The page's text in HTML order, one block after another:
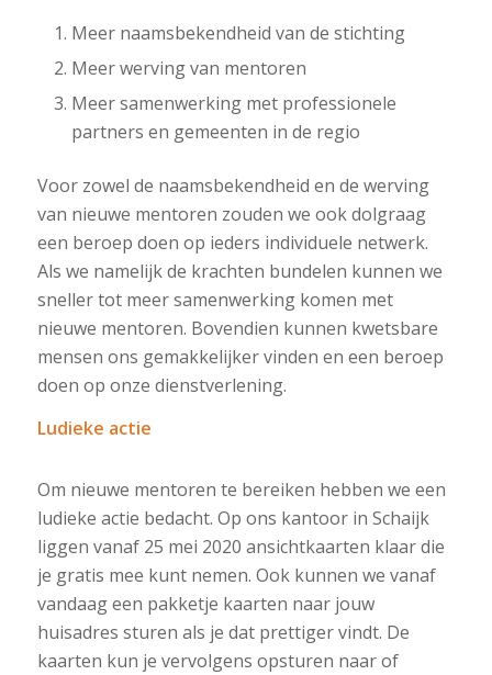
Meer naamsbekendheid van de stichting
Meer werving van mentoren
Meer samenwerking met professionele
partners en gemeenten in de regio
Voor zowel de naamsbekendheid en de werving
van nieuwe mentoren zouden we ook dolgraag
een beroep doen op ieders individuele netwerk.
Als we namelijk de krachten bundelen kunnen we
sneller tot meer samenwerking komen met
nieuwe mentoren. Bovendien kunnen kwetsbare
mensen ons gemakkelijker vinden en een beroep
doen op onze dienstverlening.
Ludieke actie
Om nieuwe mentoren te bereiken hebben we een
ludieke actie bedacht. Op ons kantoor in Schaijk
liggen vanaf 25 mei 2020 ansichtkaarten klaar die
je gratis mee kunt nemen. Ook kunnen we vanaf
vandaag een pakketje kaarten naar jouw
huisadres sturen als je dat prettiger vindt. De
kaarten kun je vervolgens opsturen naar of